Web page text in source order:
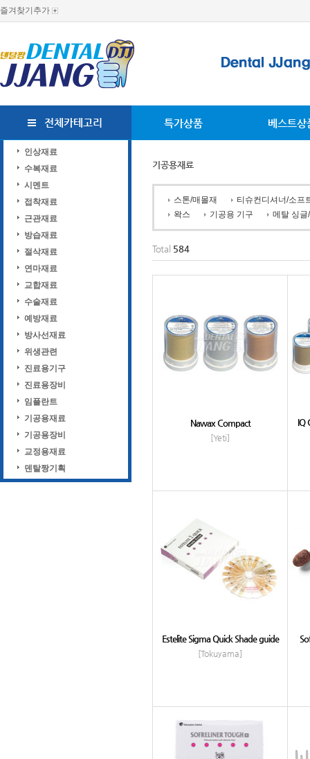
즐겨찾기추가
전체카테고리 특가상품 베스트상
인상재료
수복재료
시멘트
접착재료
근관재료
방습재료
절삭재료
연마재료
교합재료
수술재료
예방재료
방사선재료
위생관련
진료용기구
진료용장비
임플란트
기공용재료
기공용장비
교정용재료
덴탈짱기획
기공용재료
스톤/매몰재
티슈컨디셔너/소프
왁스
기공용 기구 메탈 싱글
Total 584
Nawax Compact
[Yeti]
IQ
Estelite Sigma Quick Shade guide
[Tokuyama]